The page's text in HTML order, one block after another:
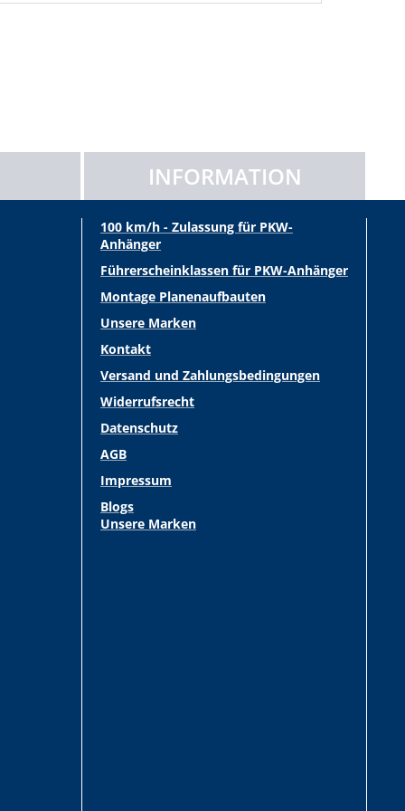
INFORMATION
100 km/h - Zulassung für PKW-
Anhänger
Führerscheinklassen für PKW-Anhänger
Montage Planenaufbauten
Unsere Marken
Kontakt
Versand und Zahlungsbedingungen
Widerrufsrecht
Datenschutz
AGB
Impressum
Blogs
Unsere Marken